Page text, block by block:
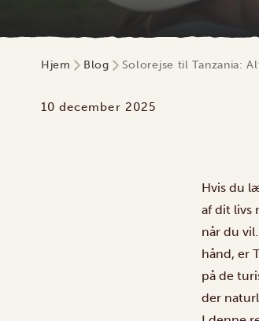
Hjem Blog Solorejse til Tanzania:
10 december 2025
Hvis du
af dit livs
når du
hånd, er
på de
der